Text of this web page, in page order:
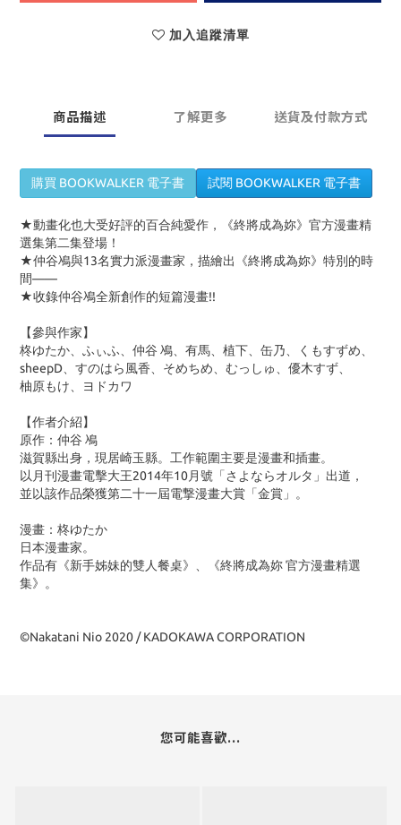
加入追蹤清單
商品描述 了解更多 送貨及付款方式
購買 BOOKWALKER 電子書 試閱 BOOKWALKER 電子書
★動畫化也大受好評的百合純愛作，《終將成為妳》官方漫畫精
選集第二集登場！
★仲谷鳰與13名實力派漫畫家，描繪出《終將成為妳》特別的時
間——
★收錄仲谷鳰全新創作的短篇漫畫!!
【參與作家】
柊ゆたか、ふぃふ、仲谷 鳰、有馬、植下、缶乃、くもすずめ、
sheepD、すのはら風香、そめちめ、むっしゅ、優木すず、
柚原もけ、ヨドカワ
【作者介紹】
原作：仲谷 鳰
滋賀縣出身，現居崎玉縣。工作範圍主要是漫畫和插畫。
以月刊漫畫電擊大王2014年10月號「さよならオルタ」出道，
並以該作品榮獲第二十一屆電撃漫畫大賞「金賞」。
漫畫：柊ゆたか
日本漫畫家。
作品有《新手姊妹的雙人餐桌》、《終將成為妳 官方漫畫精選
集》。
©Nakatani Nio 2020 / KADOKAWA CORPORATION
您可能喜歡...